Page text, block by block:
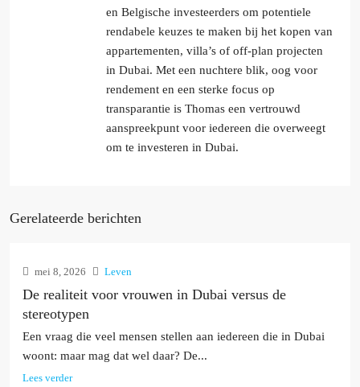
en Belgische investeerders om potentiele
rendabele keuzes te maken bij het kopen van
appartementen, villa’s of off-plan projecten
in Dubai. Met een nuchtere blik, oog voor
rendement en een sterke focus op
transparantie is Thomas een vertrouwd
aanspreekpunt voor iedereen die overweegt
om te investeren in Dubai.
Gerelateerde berichten
mei 8, 2026 Leven
De realiteit voor vrouwen in Dubai versus de
stereotypen
Een vraag die veel mensen stellen aan iedereen die in Dubai
woont: maar mag dat wel daar? De...
Lees verder